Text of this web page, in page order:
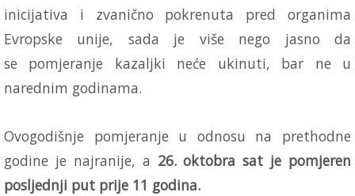
inicijativa i zvanično pokrenuta pred organima
Evropske unije, sada je više nego jasno da
se pomjeranje kazaljki neće ukinuti, bar ne u
narednim godinama.
Ovogodišnje pomjeranje u odnosu na prethodne
godine je najranije, a 26. oktobra sat je pomjeren
posljednji put prije 11 godina.